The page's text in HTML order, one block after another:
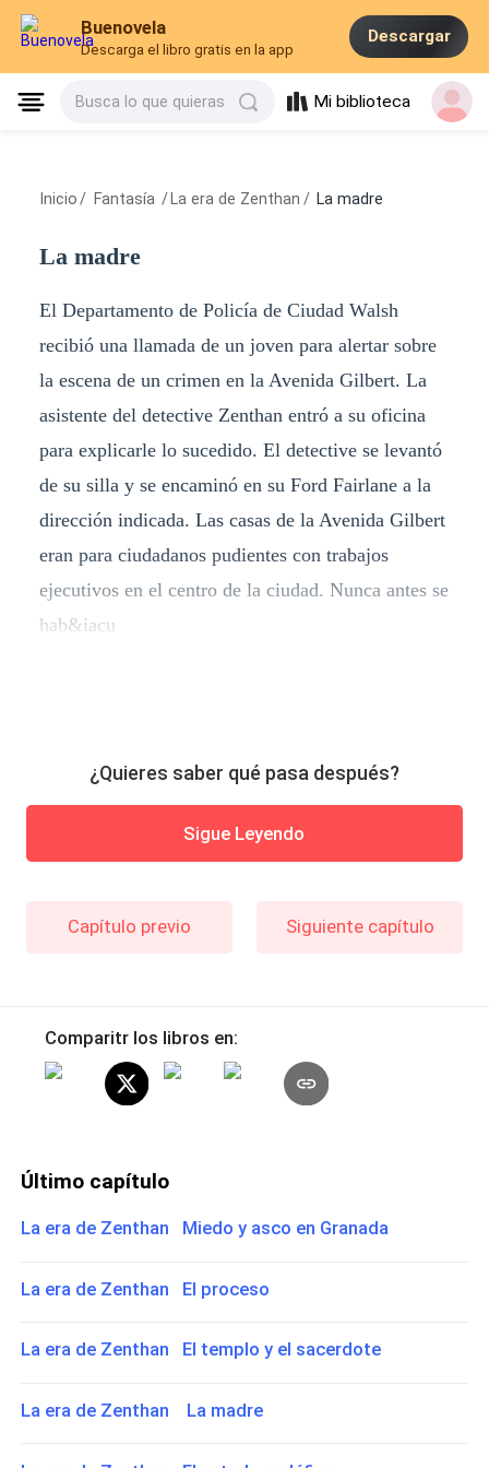
Buenovela
Descarga el libro gratis en la app
Descargar
Busca lo que quieras Mi biblioteca
Inicio / Fantasía / La era de Zenthan / La madre
La madre
El Departamento de Policía de Ciudad Walsh
recibió una llamada de un joven para alertar sobre
la escena de un crimen en la Avenida Gilbert. La
asistente del detective Zenthan entró a su oficina
para explicarle lo sucedido. El detective se levantó
de su silla y se encaminó en su Ford Fairlane a la
dirección indicada. Las casas de la Avenida Gilbert
eran para ciudadanos pudientes con trabajos
ejecutivos en el centro de la ciudad. Nunca antes se
hab&iacu
¿Quieres saber qué pasa después?
Sigue Leyendo
Capítulo previo Siguiente capítulo
Comparitr los libros en:
Último capítulo
La era de Zenthan Miedo y asco en Granada
La era de Zenthan El proceso
La era de Zenthan El templo y el sacerdote
La era de Zenthan La madre